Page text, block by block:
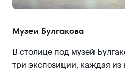
Музеи Булгакова
В столице под музей
три экспозиции, каждая из